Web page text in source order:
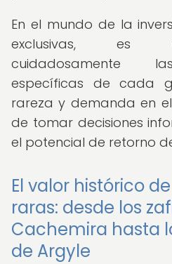
En el mundo de la
exclusivas, es
cuidadosamente
específicas de cada
rareza y demanda en
de tomar decisiones
el potencial de retorno
El valor histórico
raras: desde los
Cachemira hasta
de Argyle